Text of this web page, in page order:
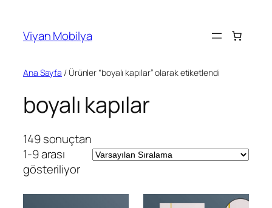
Viyan Mobilya
Ana Sayfa / Ürünler “boyalı kapılar” olarak etiketlendi
boyalı kapılar
149 sonuçtan
1-9 arası
gösteriliyor